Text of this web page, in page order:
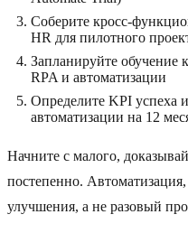
Соберите кросс-
HR для пилотного
Запланируйте обучение
RPA и автоматизации
Определите KPI успеха
автоматизации на 12
Начните с малого,
постепенно.
улучшения, а не разовый